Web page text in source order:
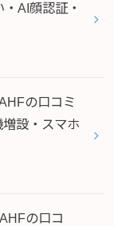
AI顔認証・
の口コミ
設・スマホ
の口コ